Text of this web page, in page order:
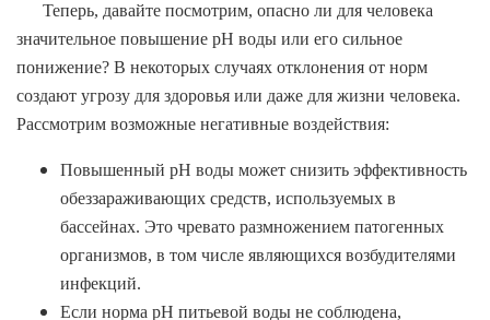
Теперь, давайте посмотрим, опасно ли для человека
значительное повышение pH воды или его сильное
понижение? В некоторых случаях отклонения от норм
создают угрозу для здоровья или даже для жизни человека.
Рассмотрим возможные негативные воздействия:
Повышенный pH воды может снизить эффективность
обеззараживающих средств, используемых в
бассейнах. Это чревато размножением патогенных
организмов, в том числе являющихся возбудителями
инфекций.
Если норма pH питьевой воды не соблюдена,